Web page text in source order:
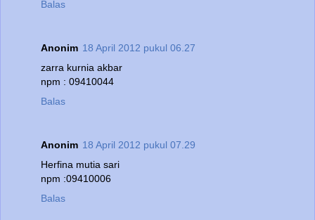
Balas
Anonim 18 April 2012 pukul 06.27
zarra kurnia akbar
npm : 09410044
Balas
Anonim 18 April 2012 pukul 07.29
Herfina mutia sari
npm :09410006
Balas